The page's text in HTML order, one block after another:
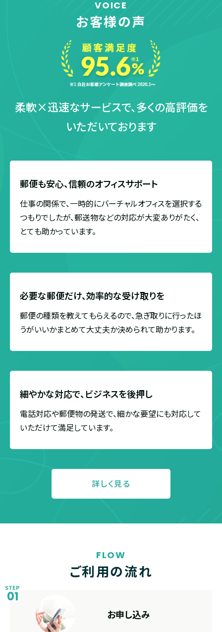
VOICE
お客様の声
柔軟×迅速なサービスで、多くの高評価を
いただいております
郵便も安心、信頼のオフィスサポート
仕事の関係で、一時的にバーチャルオフィスを選択する
つもりでしたが、郵送物などの対応が大変ありがたく、
とても助かっています。
必要な郵便だけ、効率的な受け取りを
郵便の種類を教えてもらえるので、急ぎ取りに行ったほ
うがいいかまとめて大丈夫か決められて助かります。
細やかな対応で、ビジネスを後押し
電話対応や郵便物の発送で、細かな要望にも対応して
いただけて満足しています。
詳しく見る
FLOW
ご利用の流れ
STEP
01
お申し込み